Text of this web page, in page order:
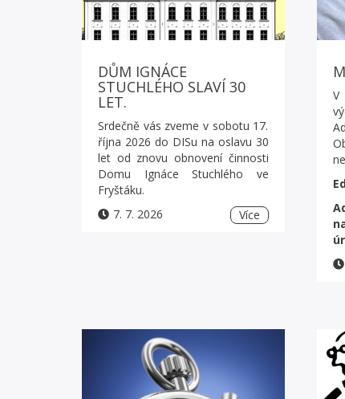
DŮM IGNÁCE
STUCHLÉHO SLAVÍ 30
LET.
Srdečně vás zveme v sobotu 17.
října 2026 do DISu na oslavu 30
let od znovu obnovení činnosti
Domu Ignáce Stuchlého ve
Fryštáku.
7. 7. 2026
Více